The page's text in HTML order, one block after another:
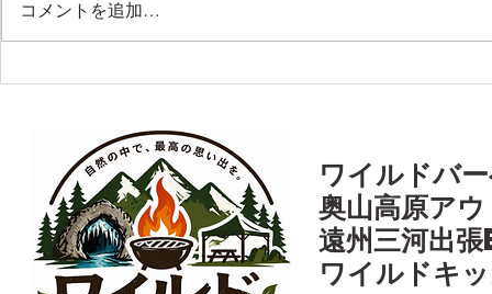
日鋳工業株式会社様 社屋屋
浜松中央
コメントを追加…
ワイルドバ
奥山高原ア
遠州三河出
ワイルドキ